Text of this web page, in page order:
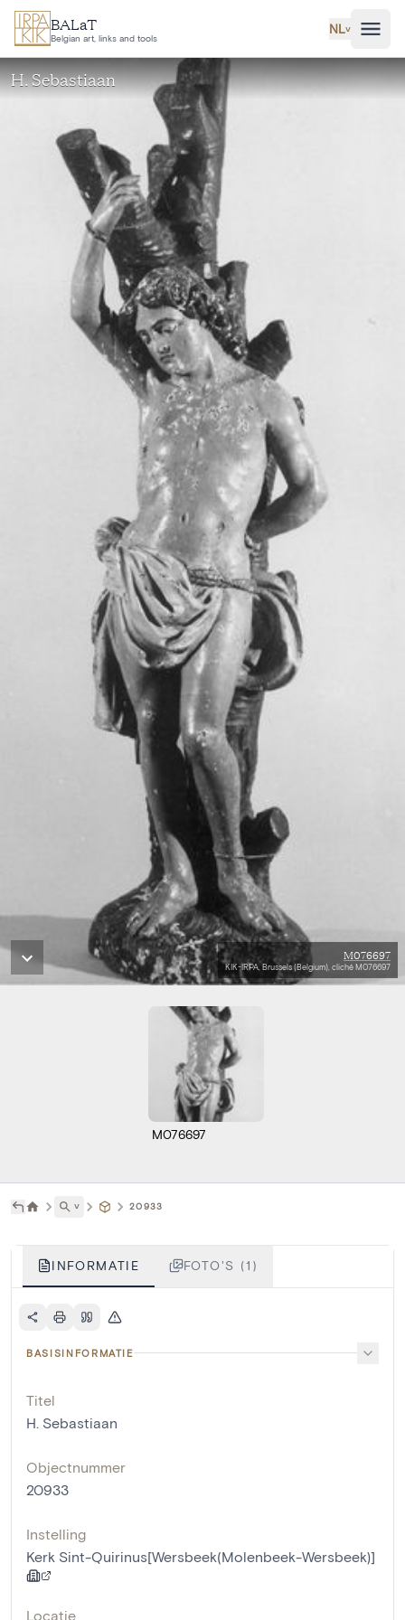
Ga naar hoofdinhoud
BALaT
Belgian art, links and tools
NL˅
H. Sebastiaan
M076697
KIK-IRPA, Brussels (Belgium), cliché M076697
M076697
˅ 20933
INFORMATIE FOTO'S (1)
BASISINFORMATIE
Titel
H. Sebastiaan
Objectnummer
20933
Instelling
Kerk Sint-Quirinus[Wersbeek(Molenbeek-Wersbeek)]
Locatie